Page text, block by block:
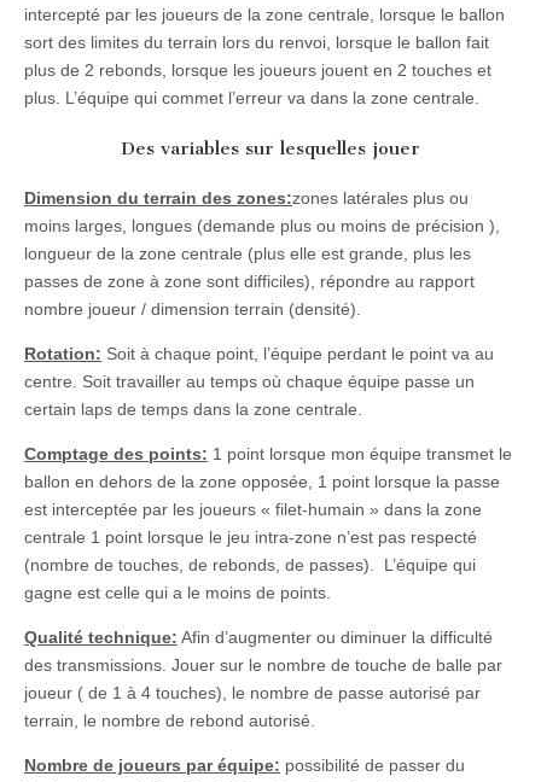
intercepté par les joueurs de la zone centrale, lorsque le ballon
sort des limites du terrain lors du renvoi, lorsque le ballon fait
plus de 2 rebonds, lorsque les joueurs jouent en 2 touches et
plus. L’équipe qui commet l’erreur va dans la zone centrale.
Des variables sur lesquelles jouer
Dimension du terrain des zones:zones latérales plus ou
moins larges, longues (demande plus ou moins de précision ),
longueur de la zone centrale (plus elle est grande, plus les
passes de zone à zone sont difficiles), répondre au rapport
nombre joueur / dimension terrain (densité).
Rotation: Soit à chaque point, l’équipe perdant le point va au
centre. Soit travailler au temps où chaque équipe passe un
certain laps de temps dans la zone centrale.
Comptage des points: 1 point lorsque mon équipe transmet le
ballon en dehors de la zone opposée, 1 point lorsque la passe
est interceptée par les joueurs « filet-humain » dans la zone
centrale 1 point lorsque le jeu intra-zone n’est pas respecté
(nombre de touches, de rebonds, de passes). L’équipe qui
gagne est celle qui a le moins de points.
Qualité technique: Afin d’augmenter ou diminuer la difficulté
des transmissions. Jouer sur le nombre de touche de balle par
joueur ( de 1 à 4 touches), le nombre de passe autorisé par
terrain, le nombre de rebond autorisé.
Nombre de joueurs par équipe: possibilité de passer du